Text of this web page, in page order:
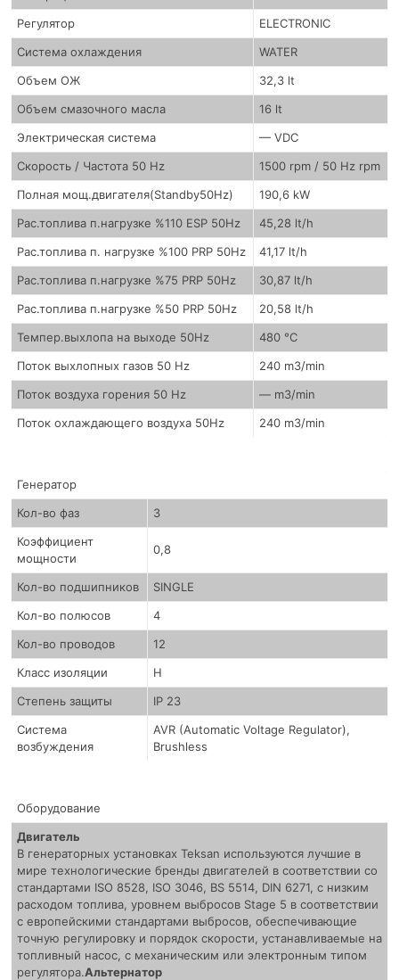
Регулятор
ELECTRONIC
Система охлаждения
WATER
Объем ОЖ
32,3 lt
Объем смазочного масла
16 lt
Электрическая система
— VDC
Скорость / Частота 50 Hz
1500 rpm / 50 Hz rpm
Полная мощ.двигателя(Standby50Hz)
190,6 kW
Рас.топлива п.нагрузке %110 ESP 50Hz
45,28 lt/h
Рас.топлива п. нагрузке %100 PRP 50Hz
41,17 lt/h
Рас.топлива п.нагрузке %75 PRP 50Hz
30,87 lt/h
Рас.топлива п.нагрузке %50 PRP 50Hz
20,58 lt/h
Темпер.выхлопа на выходе 50Hz
480 °C
Поток выхлопных газов 50 Hz
240 m3/min
Поток воздуха горения 50 Hz
— m3/min
Поток охлаждающего воздуха 50Hz
240 m3/min
Генератор
Кол-во фаз
3
Коэффициент
мощности
0,8
Кол-во подшипников
SINGLE
Кол-во полюсов
4
Кол-во проводов
12
Класс изоляции
H
Степень защиты
IP 23
Система
возбуждения
AVR (Automatic Voltage Regulator),
Brushless
Оборудование
Двигатель
В генераторных установках Teksan используются лучшие в
мире технологические бренды двигателей в соответствии со
стандартами ISO 8528, ISO 3046, BS 5514, DIN 6271, с низким
расходом топлива, уровнем выбросов Stage 5 в соответствии
с европейскими стандартами выбросов, обеспечивающие
точную регулировку и порядок скорости, устанавливаемые на
топливный насос, с механическим или электронным типом
регулятора.Альтернатор